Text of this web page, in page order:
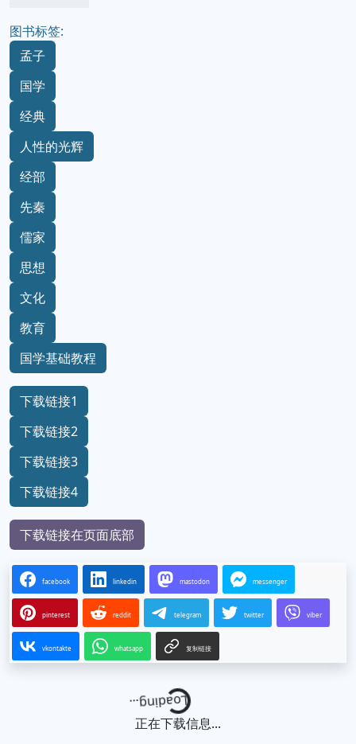
图书标签:
孟子
国学
经典
人性的光辉
经部
先秦
儒家
思想
文化
教育
国学基础教程
下载链接1
下载链接2
下载链接3
下载链接4
下载链接在页面底部
facebook linkedin mastodon messenger
pinterest reddit telegram twitter viber
vkontakte whatsapp 复制链接
Loading...
正在下载信息...